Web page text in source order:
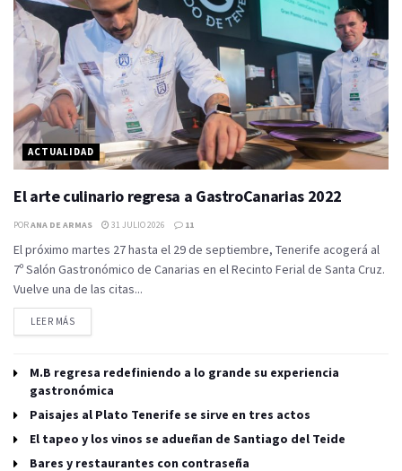
ACTUALIDAD
El arte culinario regresa a GastroCanarias 2022
PORANA DE ARMAS 31 JULIO 2026 11
El próximo martes 27 hasta el 29 de septiembre, Tenerife acogerá al
7º Salón Gastronómico de Canarias en el Recinto Ferial de Santa Cruz.
Vuelve una de las citas...
LEER MÁS
M.B regresa redefiniendo a lo grande su experiencia
gastronómica
Paisajes al Plato Tenerife se sirve en tres actos
El tapeo y los vinos se adueñan de Santiago del Teide
Bares y restaurantes con contraseña